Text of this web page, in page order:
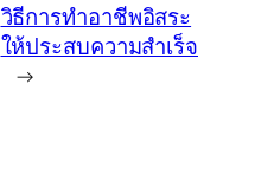
วิธีการทำอาชีพอิสระ
ให้ประสบความสำเร็จ
→